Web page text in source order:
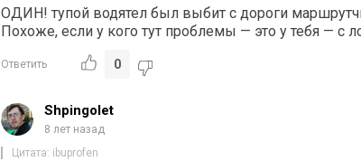
ОДИН! тупой водятел был выбит с дороги
Похоже, если у кого тут проблемы — это у тебя — с
Ответить 0
Shpingolet
8 лет назад
Цитата: ibuprofen